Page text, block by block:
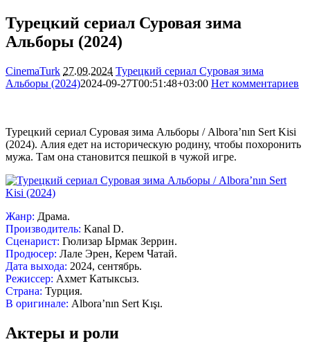
Турецкий сериал Суровая зима
Альборы (2024)
CinemaTurk 27.09.2024 Турецкий сериал Суровая зима
Альборы (2024)2024-09-27T00:51:48+03:00 Нет комментариев
Турецкий сериал Суровая зима Альборы / Albora’nın Sert Kisi
(2024). Алия едет на историческую родину, чтобы похоронить
мужа. Там она становится пешкой в чужой игре.
Жанр: Драма.
Производитель: Kanal D.
Сценарист: Гюлизар Ырмак Зеррин.
Продюсер: Лале Эрен, Керем Чатай.
Дата выхода: 2024, сентябрь.
Режиссер: Ахмет Катыксыз.
Страна: Турция.
В оригинале: Albora’nın Sert Kışı.
Актеры и роли